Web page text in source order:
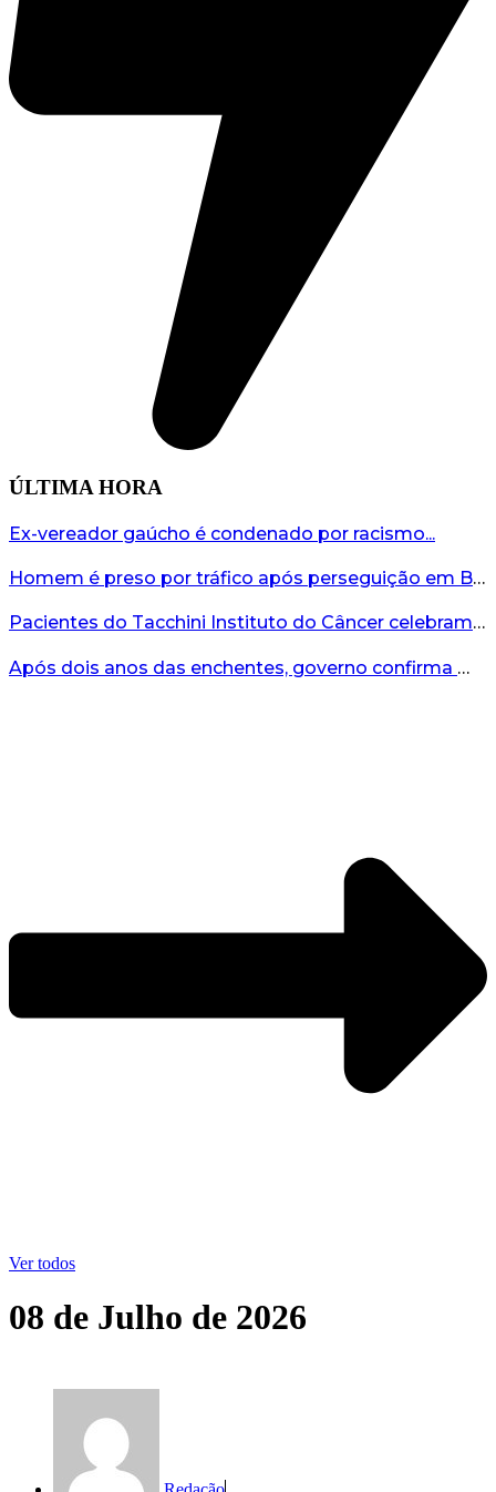
ÚLTIMA HORA
Ex-vereador gaúcho é condenado por racismo...
Homem é preso por tráfico após perseguição em Bento Gonçalves...
Pacientes do Tacchini Instituto do Câncer celebram Dia dos Pais com cuidado e relaxamento...
Após dois anos das enchentes, governo confirma mais de R$19 milhões para nova ponte no Vale do Taquari...
Ver todos
08 de Julho de 2026